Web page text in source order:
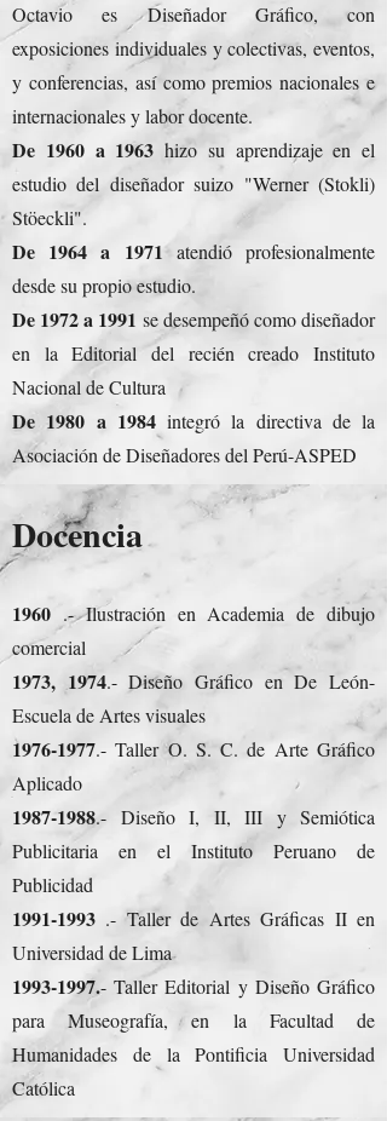
Octavio es Diseñador Gráfico, con
exposiciones individuales y colectivas, eventos,
y conferencias, así como premios nacionales e
internacionales y labor docente.
De 1960 a 1963 hizo su aprendizaje en el
estudio del diseñador suizo "Werner (Stokli)
Stöeckli".
De 1964 a 1971 atendió profesionalmente
desde su propio estudio.
De 1972 a 1991 se desempeñó como diseñador
en la Editorial del recién creado Instituto
Nacional de Cultura
De 1980 a 1984integró la directiva de la
Asociación de Diseñadores del Perú-ASPED
Docencia
1960 .- Ilustración en Academia de dibujo
comercial
1973, 1974.- Diseño Gráfico en De León-
Escuela de Artes visuales
1976-1977.- Taller O. S. C. de Arte Gráfico
Aplicado
1987-1988.- Diseño I, II, III y Semiótica
Publicitaria en el Instituto Peruano de
Publicidad
1991-1993 .- Taller de Artes Gráficas II en
Universidad de Lima
1993-1997.- Taller Editorial y Diseño Gráfico
para Museografía, en la Facultad de
Humanidades de la Pontificia Universidad
Católica